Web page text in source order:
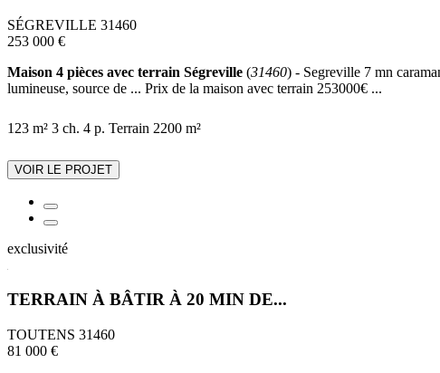
SÉGREVILLE 31460
253 000 €
Maison 4 pièces avec terrain Ségreville (31460) - Segreville 7 mn
lumineuse, source de ... Prix de la maison avec terrain 253000€ ...
123 m² 3 ch. 4 p. Terrain 2200 m²
VOIR LE PROJET
exclusivité
TERRAIN À BÂTIR À 20 MIN DE...
TOUTENS 31460
81 000 €